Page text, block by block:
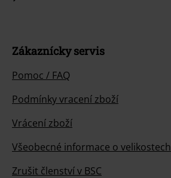
Zákaznícky servis
Pomoc / FAQ
Podmínky vracení zboží
Vrácení zboží
Všeobecné informace o velikostech
Zrušit členství v BSC